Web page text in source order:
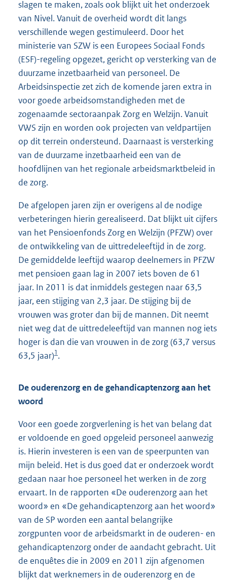
slagen te maken, zoals ook blijkt uit het onderzoek
van Nivel. Vanuit de overheid wordt dit langs
verschillende wegen gestimuleerd. Door het
ministerie van SZW is een Europees Sociaal Fonds
(ESF)-regeling opgezet, gericht op versterking van de
duurzame inzetbaarheid van personeel. De
Arbeidsinspectie zet zich de komende jaren extra in
voor goede arbeidsomstandigheden met de
zogenaamde sectoraanpak Zorg en Welzijn. Vanuit
VWS zijn en worden ook projecten van veldpartijen
op dit terrein ondersteund. Daarnaast is versterking
van de duurzame inzetbaarheid een van de
hoofdlijnen van het regionale arbeidsmarktbeleid in
de zorg.
De afgelopen jaren zijn er overigens al de nodige
verbeteringen hierin gerealiseerd. Dat blijkt uit cijfers
van het Pensioenfonds Zorg en Welzijn (PFZW) over
de ontwikkeling van de uittredeleeftijd in de zorg.
De gemiddelde leeftijd waarop deelnemers in PFZW
met pensioen gaan lag in 2007 iets boven de 61
jaar. In 2011 is dat inmiddels gestegen naar 63,5
jaar, een stijging van 2,3 jaar. De stijging bij de
vrouwen was groter dan bij de mannen. Dit neemt
niet weg dat de uittredeleeftijd van mannen nog iets
hoger is dan die van vrouwen in de zorg (63,7 versus
63,5 jaar)1.
De ouderenzorg en de gehandicaptenzorg aan het
woord
Voor een goede zorgverlening is het van belang dat
er voldoende en goed opgeleid personeel aanwezig
is. Hierin investeren is een van de speerpunten van
mijn beleid. Het is dus goed dat er onderzoek wordt
gedaan naar hoe personeel het werken in de zorg
ervaart. In de rapporten «De ouderenzorg aan het
woord» en «De gehandicaptenzorg aan het woord»
van de SP worden een aantal belangrijke
zorgpunten voor de arbeidsmarkt in de ouderen- en
gehandicaptenzorg onder de aandacht gebracht. Uit
de enquêtes die in 2009 en 2011 zijn afgenomen
blijkt dat werknemers in de ouderenzorg en de